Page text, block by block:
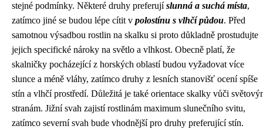
stejné podmínky. Některé druhy preferujíslunná a suchá místa,
zatímco jiné se budou lépe cítit v polostínu s vlhčí půdou. Před
samotnou výsadbou rostlin na skalku si proto důkladně prostudujte
jejich specifické nároky na světlo a vlhkost. Obecně platí, že
skalničky pocházející z horských oblastí budou vyžadovat více
slunce a méně vláhy, zatímco druhy z lesních stanovišť ocení spíše
stín a vlhčí prostředí. Důležitá je také orientace skalky vůči
stranám. Jižní svah zajistí rostlinám maximum slunečního svitu,
zatímco severní svah bude vhodnější pro druhy preferující stín.